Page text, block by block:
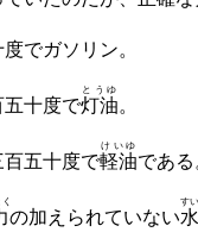
でガソリン。
十度で灯油
とうゆ
。
五十度で軽油
けいゆ
である
の加えられていない
す